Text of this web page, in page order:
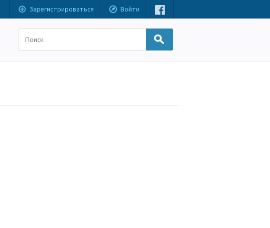
Зарегистрироваться Войти